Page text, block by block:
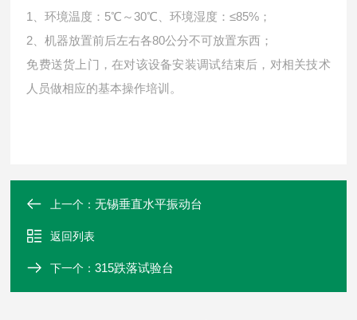
1、环境温度：5℃～30℃、环境湿度：≤85%；
2、机器放置前后左右各80公分不可放置东西；
免费送货上门，在对该设备安装调试结束后，对相关技术
人员做相应的基本操作培训。
上一个：无锡垂直水平振动台
返回列表
下一个：315跌落试验台